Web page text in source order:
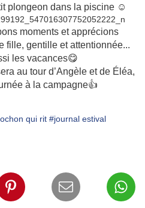
plongeon dans la piscine ☺
moments et apprécions
fille, gentille et attentionnée...
les vacances😋
au tour d’Angèle et de Éléa,
à la campagne👍
qui rit #journal estival